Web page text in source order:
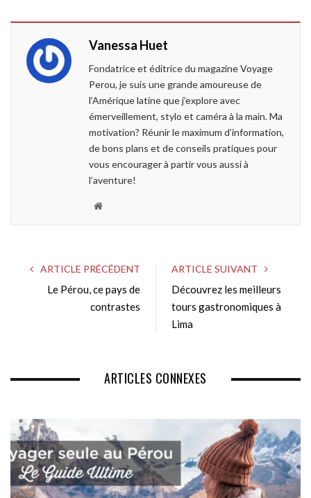
o
k
r
+
I
n
Vanessa Huet
Fondatrice et éditrice du magazine Voyage
Perou, je suis une grande amoureuse de
l’Amérique latine que j’explore avec
émerveillement, stylo et caméra à la main. Ma
motivation? Réunir le maximum d’information,
de bons plans et de conseils pratiques pour
vous encourager à partir vous aussi à
l’aventure!
W
i
t
e
ARTICLE PRÉCÉDENT
Le Pérou, ce pays de
contrastes
ARTICLE SUIVANT
Découvrez les meilleurs
tours gastronomiques à
Lima
ARTICLES CONNEXES